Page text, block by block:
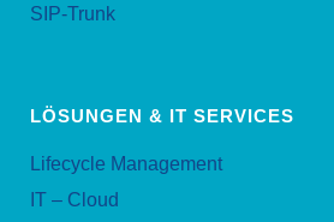
SIP-Trunk
LÖSUNGEN & IT SERVICES
Lifecycle Management
IT – Cloud